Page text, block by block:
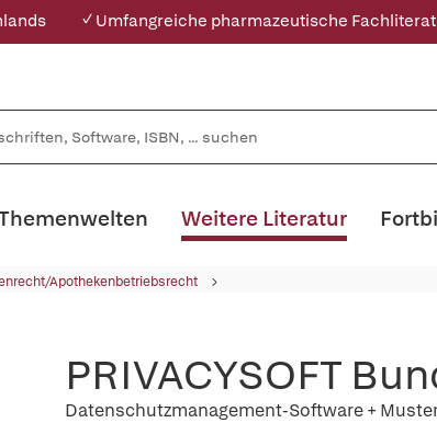
✓ Umfangreiche pharmazeutische
Weitere Literatur
Apothekenbetriebsrecht
PRIVACYSOFT
Datenschutzmanagement-Software +